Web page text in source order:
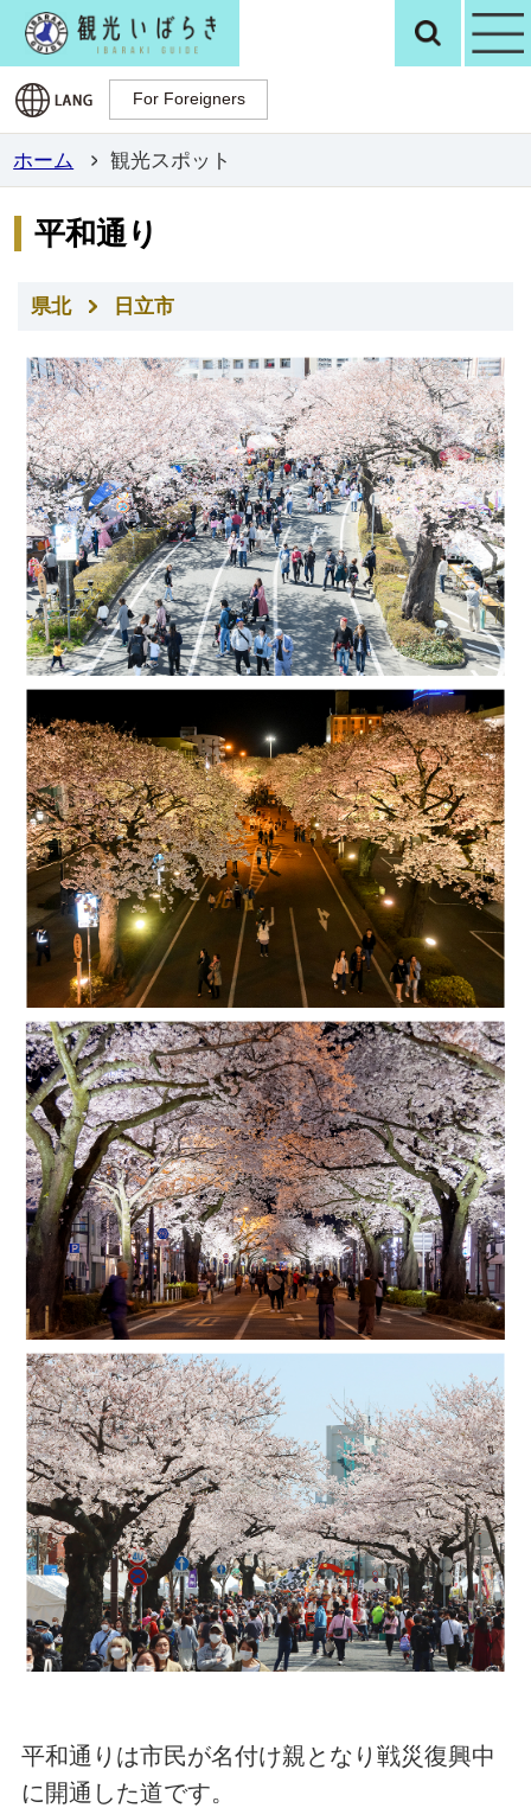
観光いばらき検
For Foreigners
For Foreigners
ホーム 観光スポット
平和通り
県北 日立市
平和通りは市民が名付け親となり戦災復興中
に開通した道です。